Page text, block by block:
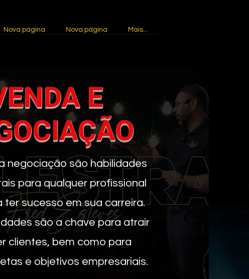
Nova página Nova página Mais...
E
negociação são habilidades
para qualquer profissional
ter sucesso em sua carreira.
são a chave para atrair
clientes, bem como para
e objetivos empresariais.